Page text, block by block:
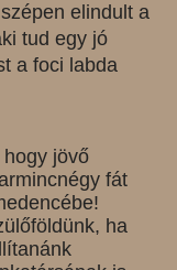
elindult a
tud egy jó
a foci labda
jövő
fát
ha